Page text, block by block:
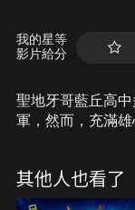
我的星等
影片給分
聖地牙哥藍丘高
軍，然而，充滿
家人、男友的反對
同解決眼前的困境
其他人也看了